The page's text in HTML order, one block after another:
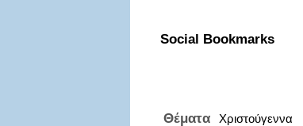
Social Bookmarks
Θέματα Χριστούγεννα